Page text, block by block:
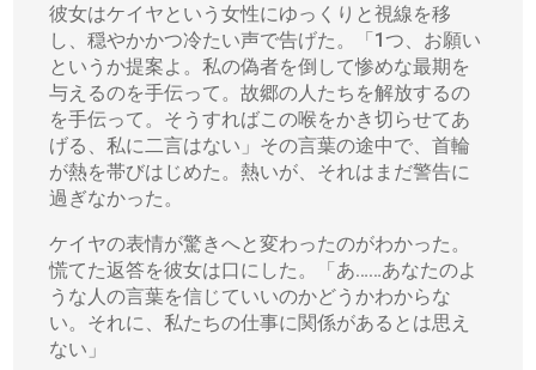
彼女はケイヤという女性にゆっくりと視線を移
し、穏やかかつ冷たい声で告げた。「1つ、お願い
というか提案よ。私の偽者を倒して惨めな最期を
与えるのを手伝って。故郷の人たちを解放するの
を手伝って。そうすればこの喉をかき切らせてあ
げる、私に二言はない」その言葉の途中で、首輪
が熱を帯びはじめた。熱いが、それはまだ警告に
過ぎなかった。
ケイヤの表情が驚きへと変わったのがわかった。
慌てた返答を彼女は口にした。「あ……あなたのよ
うな人の言葉を信じていいのかどうかわからな
い。それに、私たちの仕事に関係があるとは思え
ない」